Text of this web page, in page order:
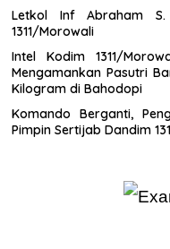
Letkol Inf Abraham
1311/Morowali
Intel Kodim 1311/
Mengamankan Pasutri
Kilogram di Bahodopi
Komando Berganti,
Pimpin Sertijab Dandim